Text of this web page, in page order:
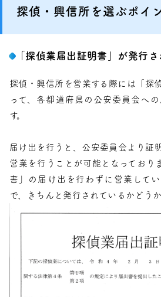
探偵・興信所を選ぶポイ
「探偵業届出証明書」が発行さ
探偵・興信所を営業する際には「探
って、各都道府県の公安委員会へ
す。
届け出を行うと、公安委員会より証
営業を行うことが可能となっており
書」の届け出を行わずに営業して
で、きちんと発行されているかどう